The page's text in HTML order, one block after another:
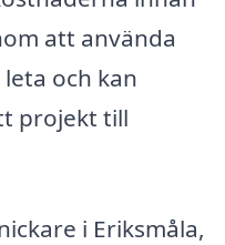
att använda
och kan
projekt till
i Eriksmåla,